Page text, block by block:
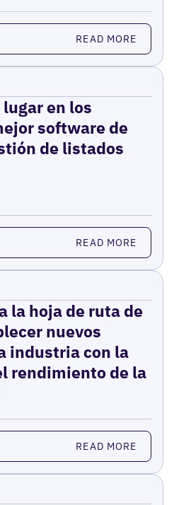
READ MORE
en los
software de
de listados
READ MORE
la hoja de ruta de
nuevos
industria con la
rendimiento de la
READ MORE